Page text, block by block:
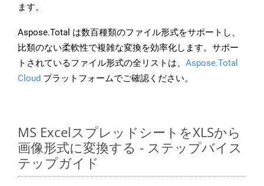
ます。
Aspose.Total は数百種類のファイル形式をサポートし、
比類のない柔軟性で複雑な変換を効率化します。サポー
トされているファイル形式の全リストは、 Aspose.Total
Cloud プラットフォームでご確認ください。
MS ExcelスプレッドシートをXLSから
画像形式に変換する - ステップバイス
テップガイド